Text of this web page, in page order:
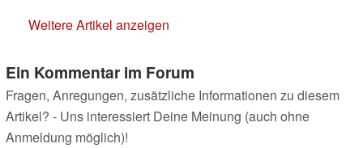
Weitere Artikel anzeigen
Ein Kommentar im Forum
Fragen, Anregungen, zusätzliche Informationen zu diesem
Artikel? - Uns interessiert Deine Meinung (auch ohne
Anmeldung möglich)!